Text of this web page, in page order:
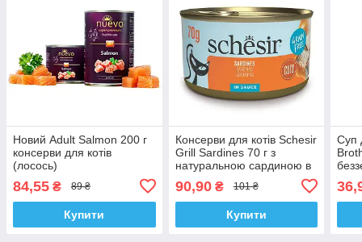
Новий Adult Salmon 200 г
консерви для котів
(лосось)
84,55 ₴ 89 ₴
Купити
Консерви для котів Schesir
Grill Sardines 70 г з
натуральною сардиною в
90,90₴ 101 ₴
Купити
Суп
котів